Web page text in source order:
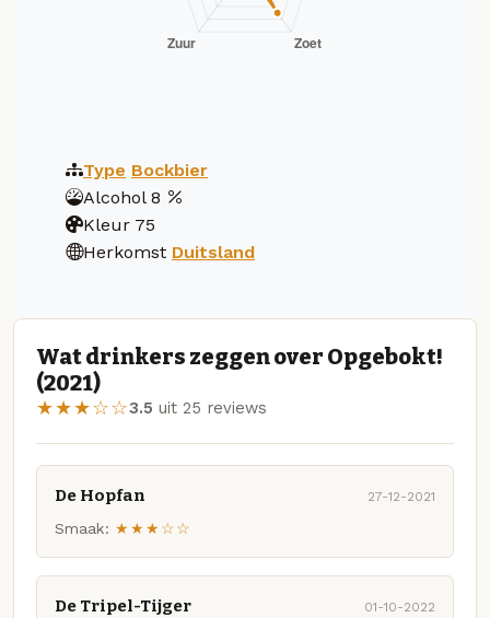
Type Bockbier
Alcohol 8
Kleur 75
Herkomst Duitsland
Wat drinkers zeggen over Opgebokt!
(2021)
★★★☆☆3.5 uit 25 reviews
De Hopfan 27-12-2021
Smaak: ★★★☆☆
De Tripel-Tijger 01-10-2022